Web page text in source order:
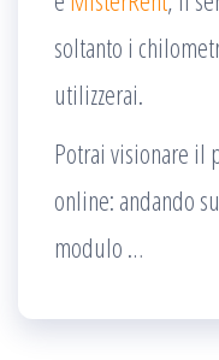
soltanto i
utilizzerai.
Potrai visionare il
online: andando
modulo …